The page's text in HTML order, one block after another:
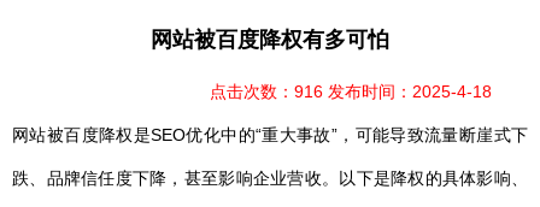
网站被百度降权有多可怕
点击次数：916 发布时间：2025-4-18
网站被百度降权是SEO优化中的“重大事故”，可能导致流量断崖式下
跌、品牌信任度下降，甚至影响企业营收。以下是降权的具体影响、